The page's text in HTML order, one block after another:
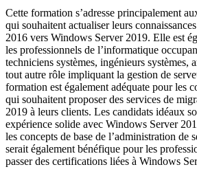
Cette formation s’adresse principalement
qui souhaitent actualiser leurs
2016 vers Windows Server 2019. Elle est
les professionnels de l’informatique
techniciens systèmes, ingénieurs systèmes,
tout autre rôle impliquant la gestion de
formation est également adéquate pour les
qui souhaitent proposer des services de
2019 à leurs clients. Les candidats idéaux
expérience solide avec Windows Server
les concepts de base de l’administration de
serait également bénéfique pour les
passer des certifications liées à Windows